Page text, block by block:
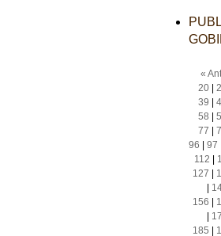
«
20|
39
58
77
96
97
112
127
156
185